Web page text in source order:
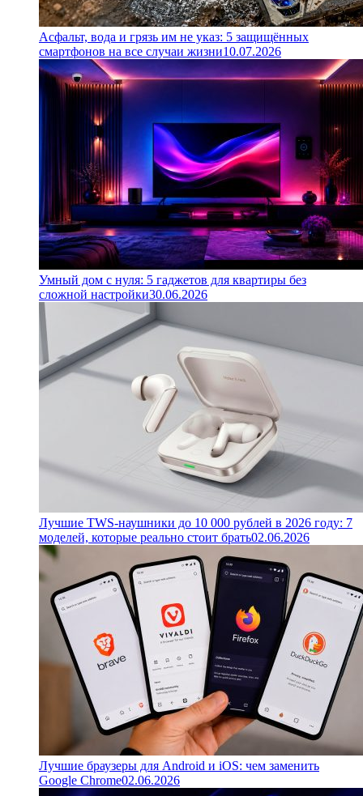
Асфальт, вода и грязь им не указ: 5 защищённых
смартфонов на все случаи жизни10.07.2026
Умный дом с нуля: 5 гаджетов для квартиры без
сложной настройки30.06.2026
Лучшие TWS-наушники до 10 000 рублей в 2026 году: 7
моделей, которые реально стоит брать02.06.2026
Лучшие браузеры для Android и iOS: чем заменить
Google Chrome02.06.2026